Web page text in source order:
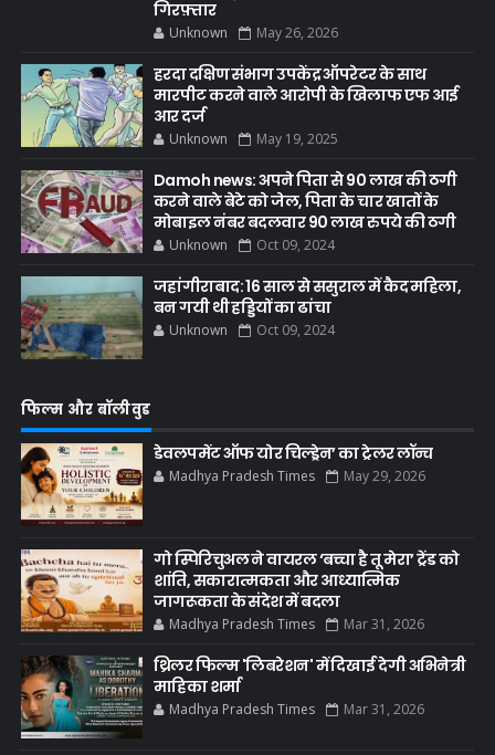
गिरफ़्तार
Unknown May 26, 2026
हरदा दक्षिण संभाग उपकेंद्र ऑपरेटर के साथ
मारपीट करने वाले आरोपी के खिलाफ एफ आई
आर दर्ज
Unknown May 19, 2025
Damoh news: अपने पिता से 90 लाख की ठगी
करने वाले बेटे को जेल, पिता के चार खातों के
मोबाइल नंबर बदलवार 90 लाख रुपये की ठगी
Unknown Oct 09, 2024
जहांगीराबाद: 16 साल से ससुराल में कैद महिला,
बन गयी थी हड्डियों का ढांचा
Unknown Oct 09, 2024
फिल्म और बॉलीवुड
डेवलपमेंट ऑफ योर चिल्ड्रेन’ का ट्रेलर लॉन्च
Madhya Pradesh Times May 29, 2026
गो स्पिरिचुअल ने वायरल ‘बच्चा है तू मेरा’ ट्रेंड को
शांति, सकारात्मकता और आध्यात्मिक
जागरूकता के संदेश में बदला
Madhya Pradesh Times Mar 31, 2026
थ्रिलर फिल्म 'लिबरेशन' में दिखाई देगी अभिनेत्री
माहिका शर्मा
Madhya Pradesh Times Mar 31, 2026